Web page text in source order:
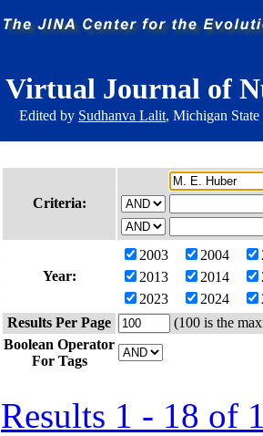
Virtual Journal of
Edited by Sudhanva Lalit, Michigan
Criteria:
Year:
2003 2004
2013
2014
2023
2024
Results Per Page
(100 is the
Boolean Operator
For Tags
Results 1 - 18 of